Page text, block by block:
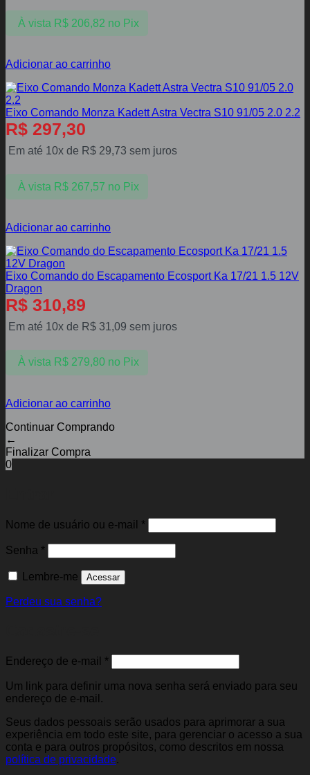
À vista R$206,82 no Pix
Adicionar ao carrinho
Eixo Comando Monza Kadett Astra Vectra S10 91/05 2.0 2.2
R$ 297,30
Em até 10x de R$ 29,73 sem juros
À vista R$267,57 no Pix
Adicionar ao carrinho
Eixo Comando do Escapamento Ecosport Ka 17/21 1.5 12V
Dragon
R$ 310,89
Em até 10x de R$ 31,09 sem juros
À vista R$279,80 no Pix
Adicionar ao carrinho
Continuar Comprando
←
Finalizar Compra
0
Nome de usuário ou e-mail *Obrigatório
Senha *Obrigatório
Lembre-me Acessar
Perdeu sua senha?
Endereço de e-mail *Obrigatório
Um link para definir uma nova senha será enviado para seu
endereço de e-mail.
Seus dados pessoais serão usados para aprimorar a sua
experiência em todo este site, para gerenciar o acesso a sua
conta e para outros propósitos, como descritos em nossa
política de privacidade.